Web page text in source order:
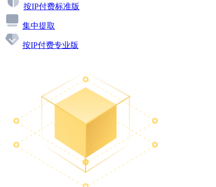
按IP付费标准版
集中提取
按IP付费专业版